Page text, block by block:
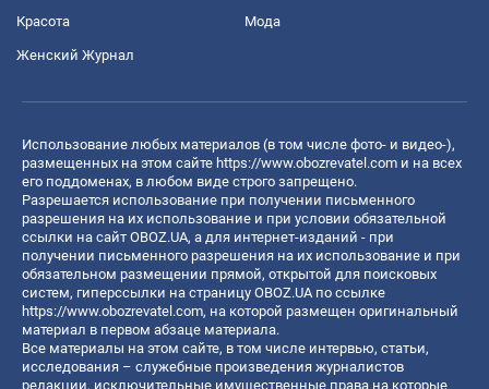
Красота Мода
Женский Журнал
Использование любых материалов (в том числе фото- и видео-),
размещенных на этом сайте https://www.obozrevatel.com и на всех
его поддоменах, в любом виде строго запрещено.
Разрешается использование при получении письменного
разрешения на их использование и при условии обязательной
ссылки на сайт OBOZ.UA, а для интернет-изданий - при
получении письменного разрешения на их использование и при
обязательном размещении прямой, открытой для поисковых
систем, гиперссылки на страницу OBOZ.UA по ссылке
https://www.obozrevatel.com, на которой размещен оригинальный
материал в первом абзаце материала.
Все материалы на этом сайте, в том числе интервью, статьи,
исследования – служебные произведения журналистов
редакции, исключительные имущественные права на которые